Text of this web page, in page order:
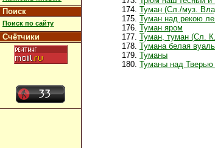
Поиск
Поиск по сайту
Счётчики
Туман (Сл./муз.
Туман над рекою
Туман яром
Туман, туман (Сл.
Тумана белая
Туманы
Туманы над Тверью